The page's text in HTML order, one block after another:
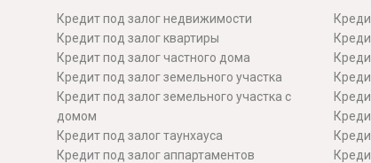
Кредит под залог недвижимости
Кредит под залог квартиры
Кредит под залог частного дома
Кредит под залог земельного участка
Кредит под залог земельного участка с
домом
Кредит под залог таунхауса
Кредит под залог аппартаментов